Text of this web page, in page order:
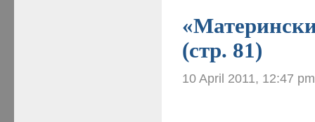
(стр. 81)
10 April 2011, 12:47 pm